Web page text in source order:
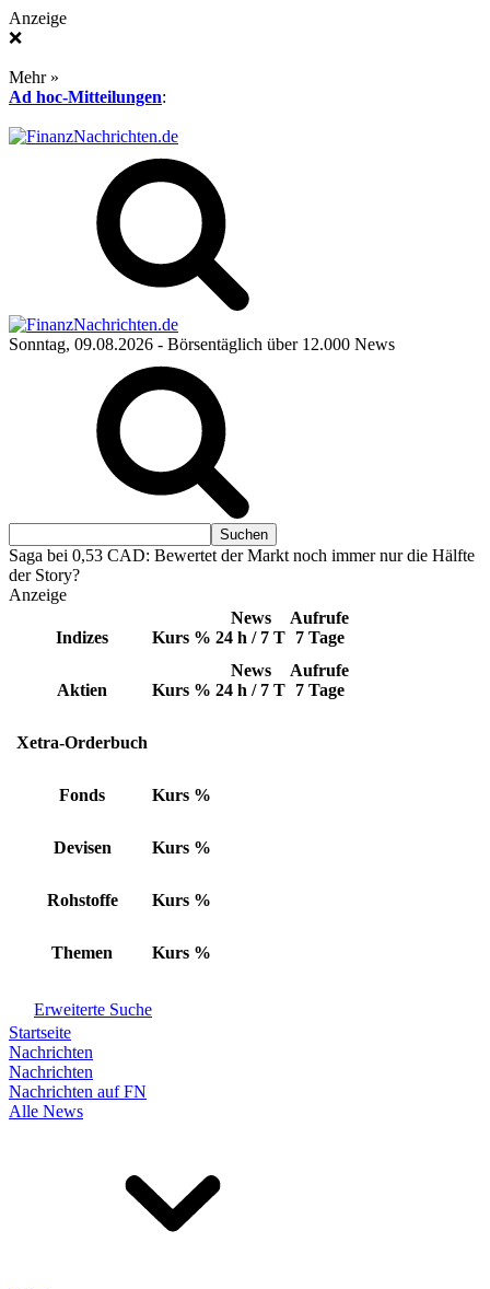
Anzeige
❌
Mehr »
Ad hoc-Mitteilungen:
Sonntag, 09.08.2026 - Börsentäglich über 12.000 News
Saga bei 0,53 CAD: Bewertet der Markt noch immer nur die Hälfte
der Story?
Anzeige
Indizes Kurs %
News
24 h / 7 T
Aufrufe
7 Tage
Aktien Kurs %
News
24 h / 7 T
Aufrufe
7 Tage
Xetra-Orderbuch
Fonds Kurs %
Devisen Kurs %
Rohstoffe Kurs %
Themen Kurs %
Erweiterte Suche
Startseite
Nachrichten
Nachrichten
Nachrichten auf FN
Alle News